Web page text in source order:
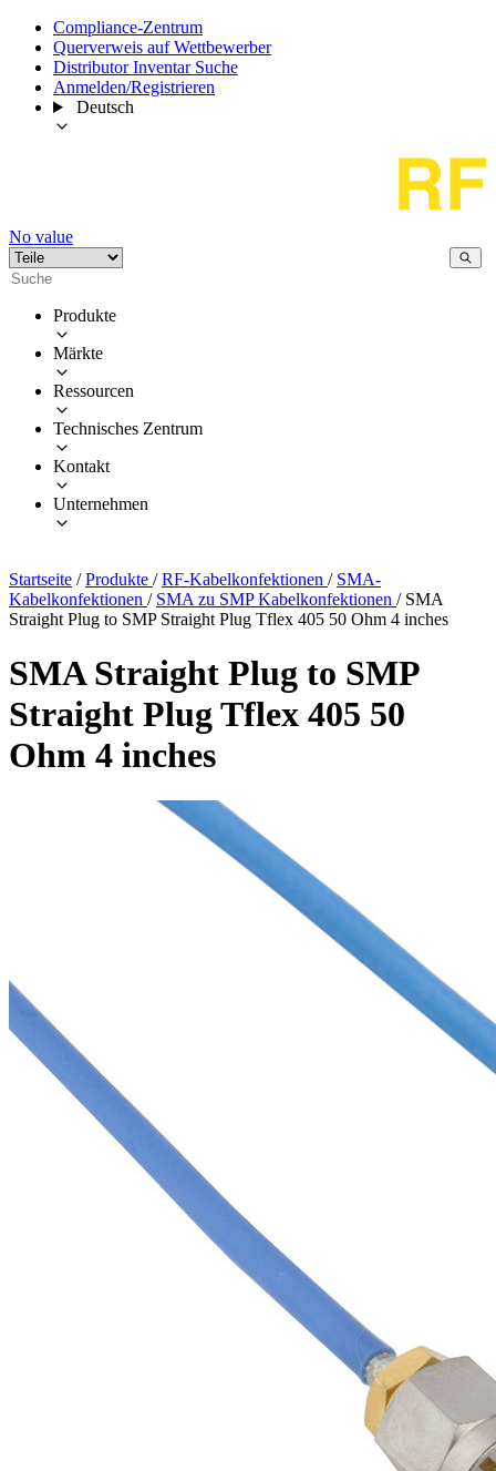
Compliance-Zentrum
Querverweis auf Wettbewerber
Distributor Inventar Suche
Anmelden/Registrieren
Deutsch
No value
Produkte
Märkte
Ressourcen
Technisches Zentrum
Kontakt
Unternehmen
Startseite / Produkte / RF-Kabelkonfektionen / SMA-
Kabelkonfektionen / SMA zu SMP Kabelkonfektionen / SMA
Straight Plug to SMP Straight Plug Tflex 405 50 Ohm 4 inches
SMA Straight Plug to SMP
Straight Plug Tflex 405 50
Ohm 4 inches